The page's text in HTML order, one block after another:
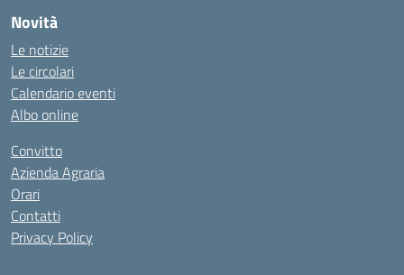
Novità
Le notizie
Le circolari
Calendario eventi
Albo online
Convitto
Azienda Agraria
Orari
Contatti
Privacy Policy